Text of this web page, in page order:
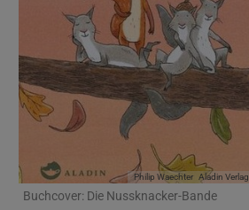
Philip Waechter Aladin Verlag
Buchcover: Die Nussknacker-Bande